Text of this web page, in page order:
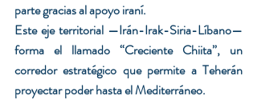
parte gracias al apoyo iraní.
Este eje territorial —Irán-Irak-Siria-Líbano—
forma el llamado “Creciente Chiita”, un
corredor estratégico que permite a Teherán
proyectar poder hasta el Mediterráneo.